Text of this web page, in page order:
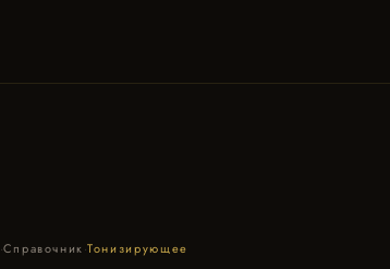
·Справочник·Тонизирующее